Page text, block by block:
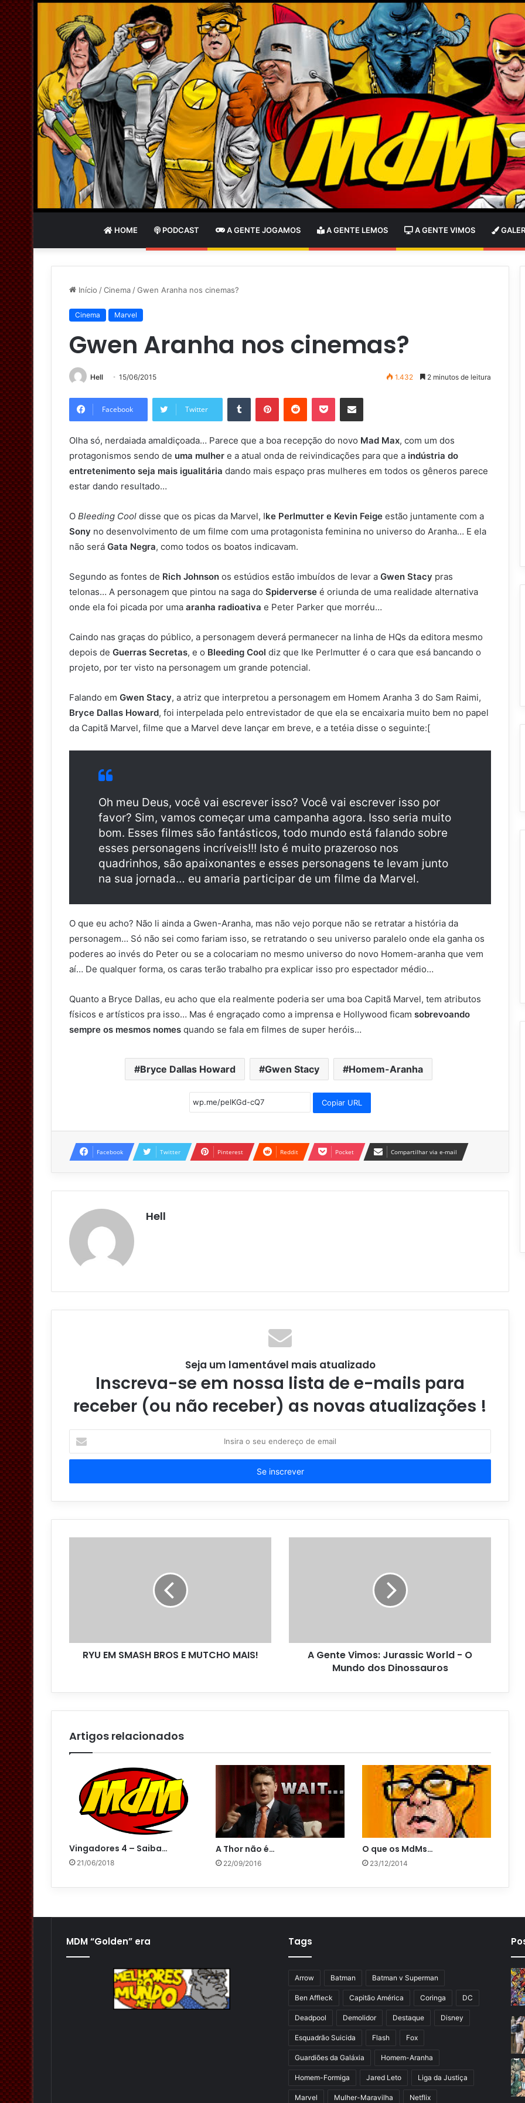
HOME PODCAST A GENTE JOGAMOS A GENTE LEMOS A GENTE VIMOS
Início /Cinema /Gwen Aranha nos cinemas?
Cinema Marvel
Gwen Aranha nos cinemas?
Hell 15/06/2015 1.432 2 minutos de leitura
Facebook Twitter
Olha só, nerdaiada amaldiçoada… Parece que a boa recepção do novo Mad Max, com um dos
protagonismos sendo de uma mulher e a atual onda de reivindicações para que a indústria do
entretenimento seja mais igualitária dando mais espaço pras mulheres em todos os gêneros parece
estar dando resultado…
O Bleeding Cool disse que os picas da Marvel, Ike Perlmutter e Kevin Feige estão juntamente com a
Sony no desenvolvimento de um filme com uma protagonista feminina no universo do Aranha… E ela
não será Gata Negra, como todos os boatos indicavam.
Segundo as fontes de Rich Johnson os estúdios estão imbuídos de levar a Gwen Stacy pras
telonas… A personagem que pintou na saga do Spiderverse é oriunda de uma realidade alternativa
onde ela foi picada por uma aranha radioativa e Peter Parker que morréu…
Caindo nas graças do público, a personagem deverá permanecer na linha de HQs da editora mesmo
depois de Guerras Secretas, e o Bleeding Cool diz que Ike Perlmutter é o cara que esá bancando o
projeto, por ter visto na personagem um grande potencial.
Falando em Gwen Stacy, a atriz que interpretou a personagem em Homem Aranha 3 do Sam Raimi,
Bryce Dallas Howard, foi interpelada pelo entrevistador de que ela se encaixaria muito bem no papel
da Capitã Marvel, filme que a Marvel deve lançar em breve, e a tetéia disse o seguinte:[
Oh meu Deus, você vai escrever isso? Você vai escrever isso por
favor? Sim, vamos começar uma campanha agora. Isso seria muito
bom. Esses filmes são fantásticos, todo mundo está falando sobre
esses personagens incríveis!!! Isto é muito prazeroso nos
quadrinhos, são apaixonantes e esses personagens te levam junto
na sua jornada… eu amaria participar de um filme da Marvel.
O que eu acho? Não li ainda a Gwen-Aranha, mas não vejo porque não se retratar a história da
personagem… Só não sei como fariam isso, se retratando o seu universo paralelo onde ela ganha os
poderes ao invés do Peter ou se a colocariam no mesmo universo do novo Homem-aranha que vem
aí… De qualquer forma, os caras terão trabalho pra explicar isso pro espectador médio…
Quanto a Bryce Dallas, eu acho que ela realmente poderia ser uma boa Capitã Marvel, tem atributos
físicos e artísticos pra isso… Mas é engraçado como a imprensa e Hollywood ficam sobrevoando
sempre os mesmos nomes quando se fala em filmes de super heróis…
Bryce Dallas Howard Gwen Stacy Homem-Aranha
Copiar URL
Facebook Twitter Pinterest Reddit Pocket Compartilhar via e-mail
Hell
Seja um lamentável mais atualizado
Inscreva-se em nossa lista de e-mails para
receber (ou não receber) as novas atualizações !
s
r
s
o
m
RYU EM SMASH BROS E MUTCHO MAIS!
A Gente Vimos: Jurassic World - O
Mundo dos Dinossauros
Artigos relacionados
Vingadores 4 – Saiba…
21/06/2018
A Thor não é…
22/09/2016
O que os MdMs…
23/12/2014
MDM “Golden” era Tags
Arrow Batman Batman v Superman
Ben Affleck Capitão América Coringa DC
Deadpool Demolidor Destaque Disney
Esquadrão Suicida Flash Fox
Guardiões da Galáxia Homem-Aranha
Homem-Formiga Jared Leto Liga da Justiça
Marvel Mulher-Maravilha Netflix